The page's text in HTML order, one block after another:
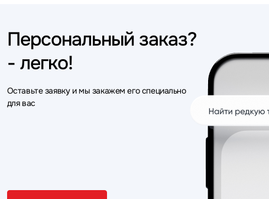
Персональный заказ?
- легко!
Оставьте заявку и мы закажем его специально
для вас